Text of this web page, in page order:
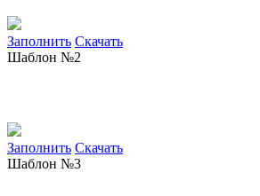
Заполнить Скачать
Шаблон №2
Заполнить Скачать
Шаблон №3